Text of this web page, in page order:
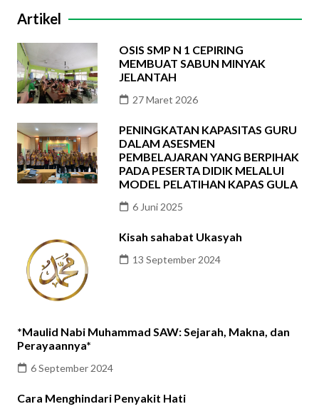
Artikel
OSIS SMP N 1 CEPIRING
MEMBUAT SABUN MINYAK
JELANTAH
27 Maret 2026
PENINGKATAN KAPASITAS GURU
DALAM ASESMEN
PEMBELAJARAN YANG BERPIHAK
PADA PESERTA DIDIK MELALUI
MODEL PELATIHAN KAPAS GULA
6 Juni 2025
Kisah sahabat Ukasyah
13 September 2024
*Maulid Nabi Muhammad SAW: Sejarah, Makna, dan
Perayaannya*
6 September 2024
Cara Menghindari Penyakit Hati